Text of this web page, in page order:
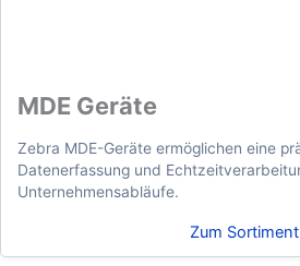
MDE Geräte
Zebra MDE-Geräte ermöglichen eine
Datenerfassung und
Unternehmensabläufe.
Zum Sortiment